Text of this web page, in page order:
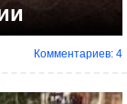
Комментариев: 4